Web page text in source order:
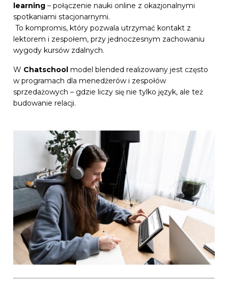
learning – połączenie nauki online z okazjonalnymi
spotkaniami stacjonarnymi.
To kompromis, który pozwala utrzymać kontakt z
lektorem i zespołem, przy jednoczesnym zachowaniu
wygody kursów zdalnych.
W Chatschool model blended realizowany jest często
w programach dla menedżerów i zespołów
sprzedażowych – gdzie liczy się nie tylko język, ale też
budowanie relacji.